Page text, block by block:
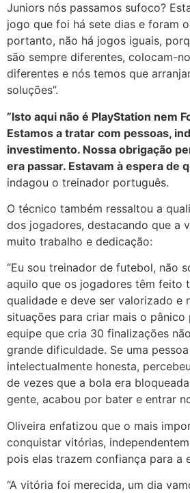
Juniors nós passamos sufoco?
jogo que foi há sete dias e foram
portanto, não há jogos iguais,
são sempre diferentes, colocam-
diferentes e nós temos que
soluções”.
”Isto aqui não é PlayStation nem
Estamos a tratar com pessoas,
investimento. Nossa obrigação
era passar. Estavam à espera de
indagou o treinador português.
O técnico também ressaltou a
dos jogadores, destacando que a
muito trabalho e dedicação:
“Eu sou treinador de futebol, não
aquilo que os jogadores têm feito
qualidade e deve ser valorizado e
situações para criar mais o pânico
equipe que cria 30 finalizações
grande dificuldade. Se uma
intelectualmente honesta,
de vezes que a bola era
gente, acabou por bater e entrar
Oliveira enfatizou que o mais
conquistar vitórias,
pois elas trazem confiança para a
“A vitória foi merecida, um dia